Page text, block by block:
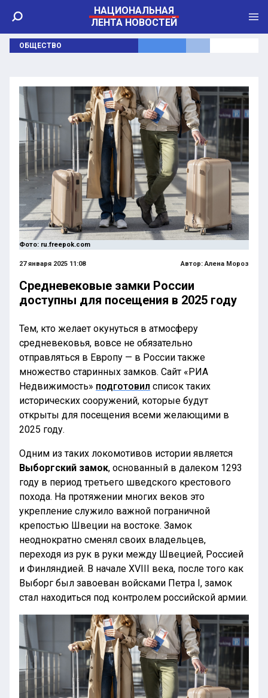
НАЦИОНАЛЬНАЯ
ЛЕНТА НОВОСТЕЙ
ОБЩЕСТВО
Фото: ru.freepok.com
27 января 2025 11:08 Автор:Алена Мороз
Средневековые замки России
доступны для посещения в 2025 году
Тем, кто желает окунуться в атмосферу
средневековья, вовсе не обязательно
отправляться в Европу — в России также
множество старинных замков. Сайт «РИА
Недвижимость» подготовил список таких
исторических сооружений, которые будут
открыты для посещения всеми желающими в
2025 году.
Одним из таких локомотивов истории является
Выборгский замок, основанный в далеком 1293
году в период третьего шведского крестового
похода. На протяжении многих веков это
укрепление служило важной пограничной
крепостью Швеции на востоке. Замок
неоднократно сменял своих владельцев,
переходя из рук в руки между Швецией, Россией
и Финляндией. В начале XVIII века, после того как
Выборг был завоеван войсками Петра I, замок
стал находиться под контролем российской армии.